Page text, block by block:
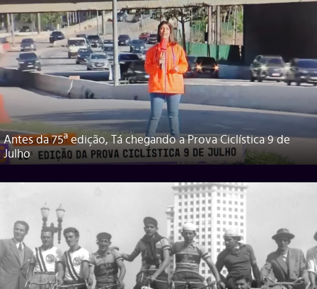
Antes da 75ª edição, Tá chegando a Prova Ciclística 9 de
Julho